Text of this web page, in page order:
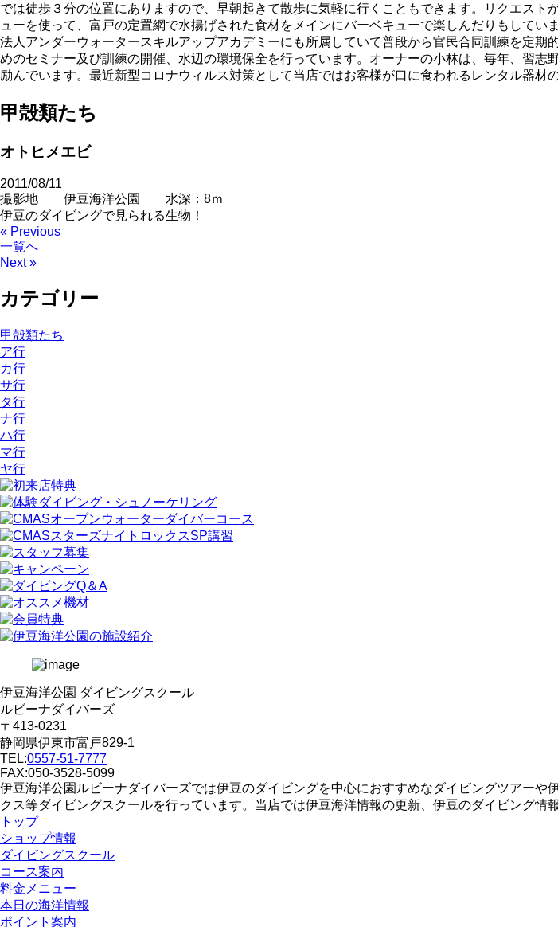
では徒歩３分の位置にありますので、早朝起きて散歩に気軽に行くこともできます。リクエス
ューを使って、富戸の定置網で水揚げされた食材をメインにバーベキューで楽しんだりもして
法人アンダーウォータースキルアップアカデミーにも所属していて普段から官民合同訓練を定
めのセミナー及び訓練の開催、水辺の環境保全を行っています。オーナーの小林は、毎年、習
励んでいます。最近新型コロナウィルス対策として当店ではお客様が口に食われるレンタル器材
甲殻類たち
オトヒメエビ
2011/08/11
撮影地 伊豆海洋公園 水深：8ｍ
伊豆のダイビングで見られる生物！
« Previous
一覧へ
Next »
カテゴリー
甲殻類たち
ア行
カ行
サ行
タ行
ナ行
ハ行
マ行
ヤ行
伊豆海洋公園 ダイビングスクール
ルビーナダイバーズ
〒413-0231
静岡県伊東市富戸829-1
TEL:0557-51-7777
FAX:050-3528-5099
伊豆海洋公園ルビーナダイバーズでは伊豆のダイビングを中心におすすめなダイビングツアー
クス等ダイビングスクールを行っています。当店では伊豆海洋情報の更新、伊豆のダイビング情
トップ
ショップ情報
ダイビングスクール
コース案内
料金メニュー
本日の海洋情報
ポイント案内